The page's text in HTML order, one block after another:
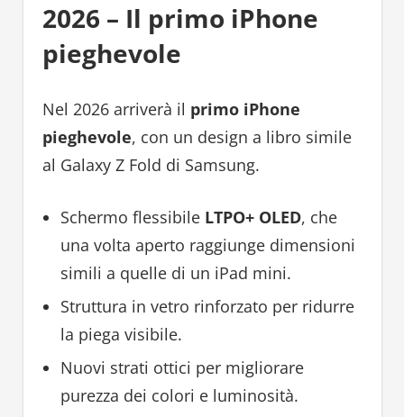
2026 – Il primo iPhone
pieghevole
Nel 2026 arriverà il primo iPhone
pieghevole, con un design a libro simile
al Galaxy Z Fold di Samsung.
Schermo flessibile LTPO+ OLED, che
una volta aperto raggiunge dimensioni
simili a quelle di un iPad mini.
Struttura in vetro rinforzato per ridurre
la piega visibile.
Nuovi strati ottici per migliorare
purezza dei colori e luminosità.